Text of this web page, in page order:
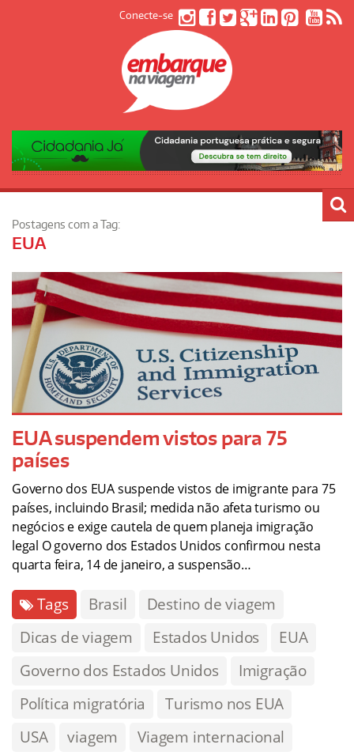
Conecte-se
Postagens com a Tag:
EUA
EUA suspendem vistos para 75
países
Governo dos EUA suspende vistos de imigrante para 75
países, incluindo Brasil; medida não afeta turismo ou
negócios e exige cautela de quem planeja imigração
legal O governo dos Estados Unidos confirmou nesta
quarta feira, 14 de janeiro, a suspensão…
Tags Brasil
Destino de viagem
Dicas de viagem
Estados Unidos
EUA
Governo dos Estados Unidos
Imigração
Política migratória
Turismo nos EUA
USA
viagem
Viagem internacional